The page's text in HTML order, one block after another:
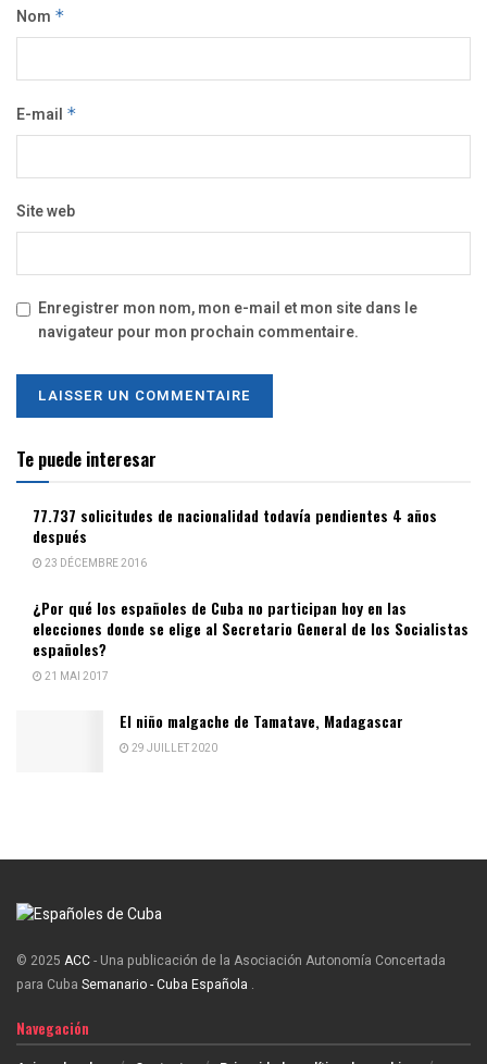
Nom *
E-mail *
Site web
Enregistrer mon nom, mon e-mail et mon site dans le
navigateur pour mon prochain commentaire.
Te puede interesar
77.737 solicitudes de nacionalidad todavía pendientes 4 años
después
23 DÉCEMBRE 2016
¿Por qué los españoles de Cuba no participan hoy en las
elecciones donde se elige al Secretario General de los Socialistas
españoles?
21 MAI 2017
El niño malgache de Tamatave, Madagascar
29 JUILLET 2020
© 2025 ACC- Una publicación de la Asociación Autonomía Concertada
para Cuba Semanario - Cuba Española .
Navegación